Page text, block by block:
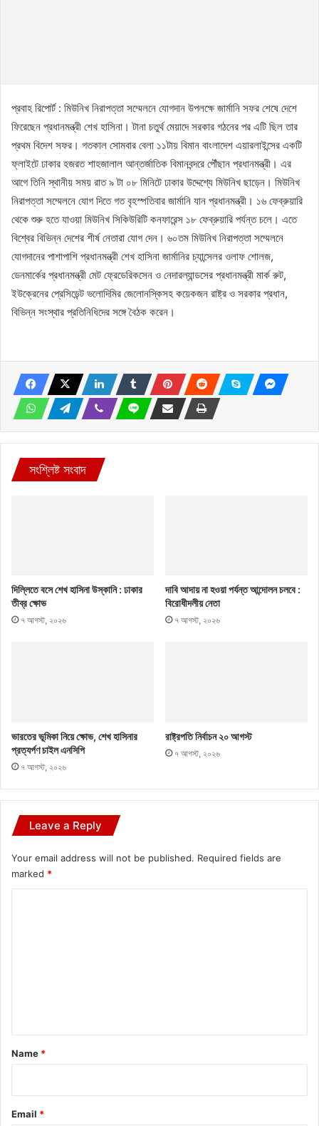
প্রবাহ রিপোর্ট : মিউনিখ নিরাপত্তা সম্মেলনে যোগদান উপলক্ষে জার্মানি সফর শেষে দেশে
ফিরেছেন প্রধানমন্ত্রী শেখ হাসিনা। টানা চতুর্থ মেয়াদে সরকার গঠনের পর এটি ছিল তার
প্রথম বিদেশ সফর। গতকাল সোমবার বেলা ১১টায় বিমান বাংলাদেশ এয়ারলাইন্সের একটি
ফ্লাইটে ঢাকার হজরত শাহজালাল আন্তর্জাতিক বিমানবন্দরে পৌঁছান প্রধানমন্ত্রী। এর
আগে তিনি স্থানীয় সময় রাত ৯ টা ০৮ মিনিটে ঢাকার উদ্দেশ্যে মিউনিখ ছাড়েন। মিউনিখ
নিরাপত্তা সম্মেলনে যোগ দিতে গত বৃহস্পতিবার জার্মানি যান প্রধানমন্ত্রী। ১৬ ফেব্রুয়ারি
থেকে শুরু হতে যাওয়া মিউনিখ সিকিউরিটি কনফারেন্স ১৮ ফেব্রুয়ারি পর্যন্ত চলে। এতে
বিশ্বের বিভিন্ন দেশের শীর্ষ নেতারা যোগ দেন। ৬০তম মিউনিখ নিরাপত্তা সম্মেলনে
যোগদানের পাশাপাশি প্রধানমন্ত্রী শেখ হাসিনা জার্মানির চ্যান্সেলর ওলাফ শোলজ,
ডেনমার্কের প্রধানমন্ত্রী মেট ফ্রেডেরিকসেন ও নেদারল্যান্ডসের প্রধানমন্ত্রী মার্ক রুট,
ইউক্রেনের প্রেসিডেন্ট ভলোদিমির জেলোনস্কিসহ কয়েকজন রাষ্ট্র ও সরকার প্রধান,
বিভিন্ন সংস্থার প্রতিনিধিদের সঙ্গে বৈঠক করেন।
সংশ্লিষ্ট সংবাদ
দিল্লিতে বসে শেখ হাসিনা উস্কানি : ঢাকার
তীব্র ক্ষোভ
৭ আগস্ট, ২০২৬
দাবি আদায় না হওয়া পর্যন্ত আন্দোলন চলবে :
বিরোধীদলীয় নেতা
৭ আগস্ট, ২০২৬
ভারতের ভূমিকা নিয়ে ক্ষোভ, শেখ হাসিনার
প্রত্যর্পণ চাইল এনসিপি
৭ আগস্ট, ২০২৬
রাষ্ট্রপতি নির্বাচন ২০ আগস্ট
৭ আগস্ট, ২০২৬
Leave a Reply
Your email address will not be published. Required fields are
marked *
*
Name *
Email *